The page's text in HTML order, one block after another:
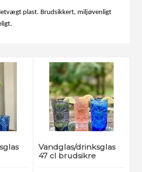
plast. Brudsikkert, miljøvenligt
Vandglas/drinksglas
47 cl brudsikre